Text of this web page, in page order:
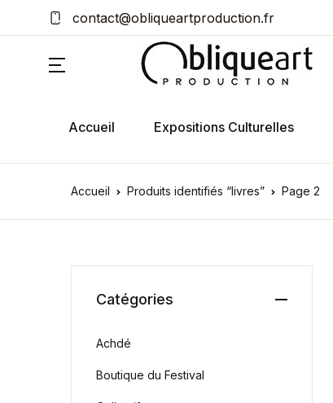
contact@obliqueartproduction.fr
Accueil Expositions Culturelles
Accueil Produits identifiés “livres” Page 2
Catégories
Achdé
Boutique du Festival